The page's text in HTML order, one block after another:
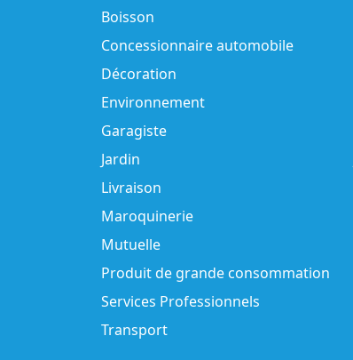
Boisson
Concessionnaire automobile
Décoration
Environnement
Garagiste
Jardin
Livraison
Maroquinerie
Mutuelle
Produit de grande consommation
Services Professionnels
Transport